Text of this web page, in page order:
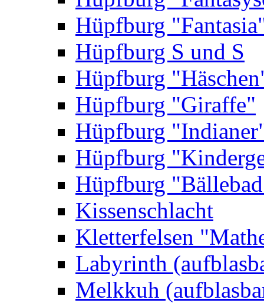
Hüpfburg
Hüpfburg S und S
Hüpfburg
Hüpfburg "Giraffe"
Hüpfburg
Hüpfburg
Hüpfburg
Kissenschlacht
Kletterfelsen
Labyrinth
Melkkuh